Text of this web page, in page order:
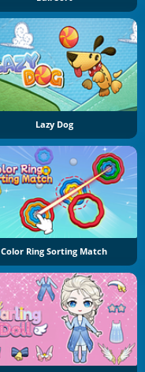
Lazy Dog
Color Ring Sorting Match